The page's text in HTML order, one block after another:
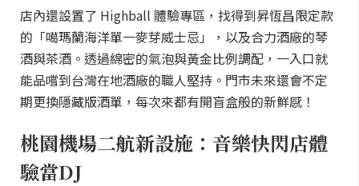
店內還設置了 Highball 體驗專區，找得到昇恆昌限定款
的「噶瑪蘭海洋單一麥芽威士忌」，以及合力酒廠的琴
酒與茶酒。透過綿密的氣泡與黃金比例調配，一入口就
能品嚐到台灣在地酒廠的職人堅持。門市未來還會不定
期更換隱藏版酒單，每次來都有開盲盒般的新鮮感！
桃園機場二航新設施：音樂快閃店體
驗當DJ